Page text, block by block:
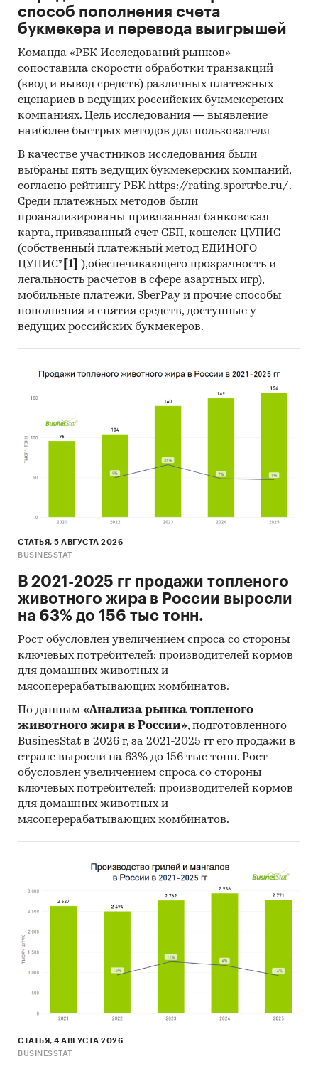
руб.
Индекс прибыльности (PI) раз 0,93
IRR %
Срок окупаемости лет 3
Дисконтированный срок
окупаемости
лет ***
Выдержки из исследования
ВВП России
Объем ВВП России за январь-сентябрь 2023
года составил в текущих ценах *** млрд руб.
Индекс его физического объема относительно
января-сентября 2022 года составил ***%.
Индекс-дефлятор ВВП за январь-сентябрь 2023
года по отношению к ценам января-сентября
2022 года составил ***%.
2018-январь-сентябрь 2023 гг., млрд руб.
В структуре национального ВВП ***%
приходится на обрабатывающие производства,
по ***% – на добычу полезных ископаемых и
сектор торговли, а на сектор строительства –
Диаграмма 2. Разбивка национального ВВП по
отраслям, Россия, январь-сентябрь 2023 г., %
Рынок автокранов в России
По данным Росстата, на протяжении
последних трех лет в России наблюдается как
спад, так и подъем производства автокранов. В
автокранов, что на -***% меньше объема
производства предыдущего года. Производство
автокранов в январе 2023 года увеличилось на
***% к уровню января прошлого года и
составило *** ед.
В настоящий момент автокраны в России
выпускают пять предприятий. Три из них –
Челябинский механический завод и
Ивановский машиностроительный завод
«Автокран» – закончили 2022 год с
отрицательными показателями. А общее
падение объёмов выпуска составило порядка
***%. Клинцовский автокрановый завод и
Галичский автокрановый завод возглавляют
механический завод, выпуск автокранов на
котором значительно просел в 2021 году, и уже
три года производственные показатели
способ пополнения счета
букмекера и перевода выигрышей
Команда «РБК Исследований рынков»
сопоставила скорости обработки транзакций
(ввод и вывод средств) различных платежных
сценариев в ведущих российских букмекерских
компаниях. Цель исследования — выявление
наиболее быстрых методов для пользователя
В качестве участников исследования были
выбраны пять ведущих букмекерских компаний,
согласно рейтингу РБК https://rating.sportrbc.ru/.
Среди платежных методов были
проанализированы привязанная банковская
карта, привязанный счет СБП, кошелек ЦУПИС
(собственный платежный метод ЕДИНОГО
ЦУПИС* [1]
),обеспечивающего прозрачность и
легальность расчетов в сфере азартных игр),
мобильные платежи, SberPay и прочие способы
пополнения и снятия средств, доступные у
ведущих российских букмекеров.
СТАТЬЯ, 5 АВГУСТА 2026
BUSINESSTAT
В 2021-2025 гг продажи топленого
животного жира в России выросли
на 63% до 156 тыс тонн.
Рост обусловлен увеличением спроса со стороны
ключевых потребителей: производителей кормов
для домашних животных и
мясоперерабатывающих комбинатов.
По данным «Анализа рынка топленого
животного жира в России», подготовленного
BusinesStat в 2026 г, за 2021-2025 гг его продажи в
стране выросли на 63% до 156 тыс тонн. Рост
обусловлен увеличением спроса со стороны
ключевых потребителей: производителей кормов
для домашних животных и
мясоперерабатывающих комбинатов.
СТАТЬЯ, 4 АВГУСТА 2026
BUSINESSTAT